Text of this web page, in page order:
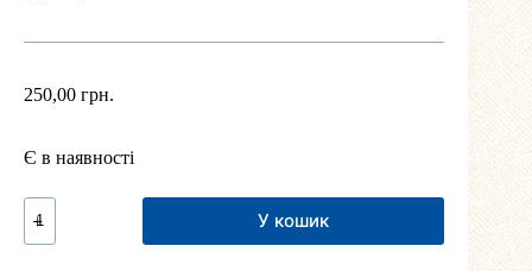
250,00 грн.
Є в наявності
Набір
фільтрів
для
У кошик